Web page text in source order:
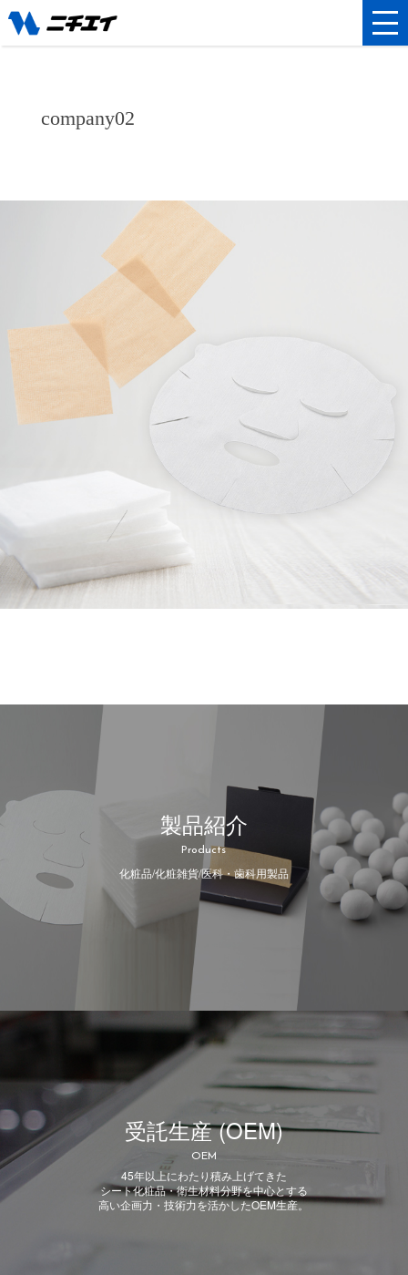
company02
製品紹介
Products
化粧品/化粧雑貨/医科・歯科用製品
受託生産 (OEM)
OEM
45年以上にわたり積み上げてきた
シート化粧品・衛生材料分野を中心とする
高い企画力・技術力を活かしたOEM生産。